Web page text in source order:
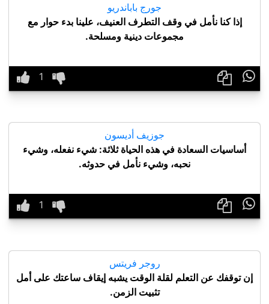
جورج باباندريو
إذا كنا نأمل في وقف التطرف العنيف، علينا بدء حوار مع
مجموعات دينية ومسلحة.

جوزيف أديسون
أساسيات السعادة في هذه الحياة ثلاثة: شيء نفعله، وشيء
نحبه، وشيء نأمل في حدوثه.

روجر فريتس
إن توقفك عن التعلم لقلة الوقت يشبه إيقاف ساعتك على أمل
تثبيت الزمن.